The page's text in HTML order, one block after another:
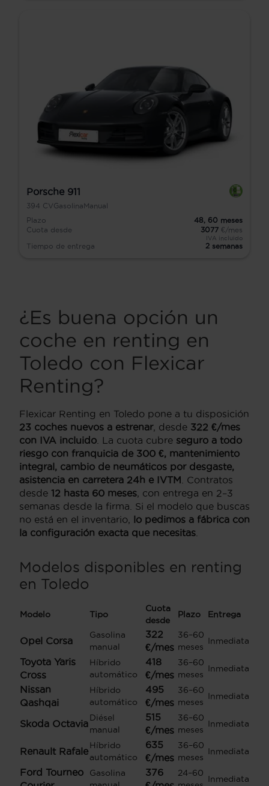
Porsche 911
394 CVGasolina Manual
Plazo
48, 60 meses
Cuota desde
3077 €/mes
IVA incluido
Tiempo de entrega 2 semanas
¿Es buena opción un
coche en renting en
Toledo con Flexicar
Renting?
Flexicar Renting en Toledo pone a tu disposición
23 coches nuevos a estrenar, desde 322 €/mes
con IVA incluido . La cuota cubre seguro a todo
riesgo con franquicia de 300 €, mantenimiento
integral, cambio de neumáticos por desgaste,
asistencia en carretera 24h e IVTM . Contratos
desde 12 hasta 60 meses, con entrega en 2–3
semanas desde la firma. Si el modelo que buscas
no está en el inventario, lo pedimos a fábrica con
la configuración exacta que necesitas
Modelos disponibles en renting
en Toledo
Modelo Tipo
Cuota
desde
Plazo Entrega
Opel Corsa
Gasolina
manual
322
€/mes
36–60
meses
Inmediata
Toyota Yaris
Cross
Híbrido
automático
418
€/mes
36–60
meses
Inmediata
Nissan
Qashqai
Híbrido
automático
495
€/mes
36–60
meses
Inmediata
Skoda Octavia
Diésel
manual
515
€/mes
36–60
meses
Inmediata
Renault Rafale
Híbrido
automático
635
€/mes
36–60
meses
Inmediata
Ford Tourneo
Gasolina
376
24–60
Inmediata